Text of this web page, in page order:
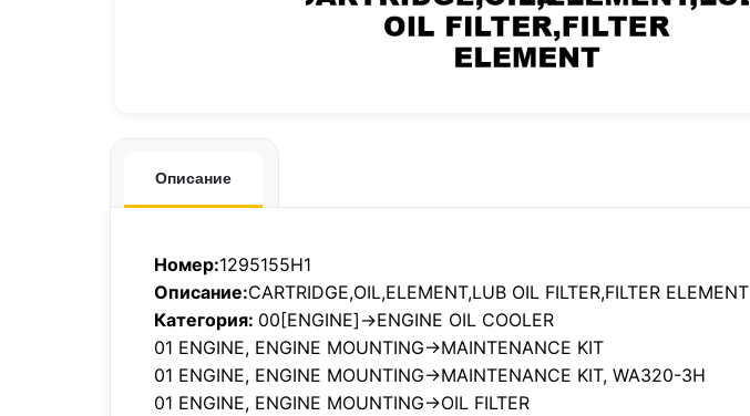
Описание
Номер:1295155H1
Описание:CARTRIDGE,OIL,ELEMENT,LUB OIL FILTER,FILTER ELEMENT
Категория: 00[ENGINE]->ENGINE OIL COOLER
01 ENGINE, ENGINE MOUNTING->MAINTENANCE KIT
01 ENGINE, ENGINE MOUNTING->MAINTENANCE KIT, WA320-3H
01 ENGINE, ENGINE MOUNTING->OIL FILTER